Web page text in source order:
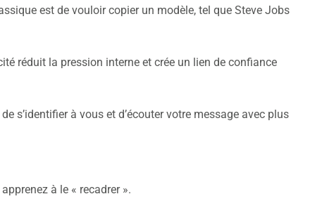
est de vouloir copier un modèle, tel que Steve Jobs
réduit la pression interne et crée un lien de confiance
s’identifier à vous et d’écouter votre message avec plus
à le « recadrer ».